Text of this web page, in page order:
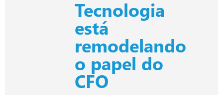
Tecnologia
está
remodelando
o papel do
CFO